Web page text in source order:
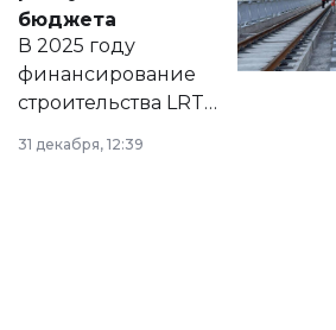
на сайте маслихат
города.
бюджета
В 2025 году
финансирование
строительства LRT
в Астане из
республиканского
31 декабря, 12:39